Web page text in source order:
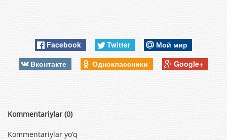
Facebook Twitter
Мой мир
Вконтакте
Одноклассники Google+
Kommentariylar (0)
Kommentariylar yo’q